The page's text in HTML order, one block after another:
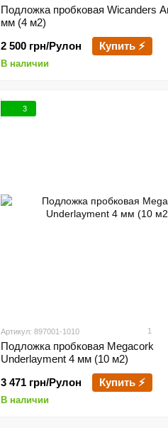
Подложка пробковая Wicanders
мм (4 м2)
2 500 грн/Рулон
Купить ⚡
В наличии
3
Артикул: 897001-1010 1
Подложка пробковая Megacork
Underlayment 4 мм (10 м2)
3 471 грн/Рулон
Купить ⚡
В наличии